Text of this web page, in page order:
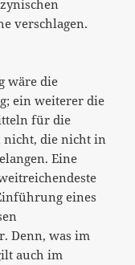
verschlagen.
wäre die
ein weiterer die
für die
nicht, die nicht in
Eine
eines
Denn, was im
auch im